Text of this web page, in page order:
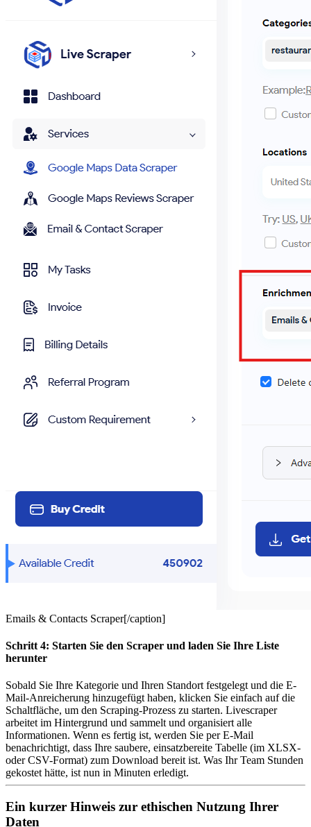
Emails & Contacts Scraper[/caption]
Schritt 4: Starten Sie den Scraper und laden Sie Ihre Liste
herunter
Sobald Sie Ihre Kategorie und Ihren Standort festgelegt und die E-
Mail-Anreicherung hinzugefügt haben, klicken Sie einfach auf die
Schaltfläche, um den Scraping-Prozess zu starten. Livescraper
arbeitet im Hintergrund und sammelt und organisiert alle
Informationen. Wenn es fertig ist, werden Sie per E-Mail
benachrichtigt, dass Ihre saubere, einsatzbereite Tabelle (im XLSX-
oder CSV-Format) zum Download bereit ist. Was Ihr Team Stunden
gekostet hätte, ist nun in Minuten erledigt.
Ein kurzer Hinweis zur ethischen Nutzung Ihrer
Daten